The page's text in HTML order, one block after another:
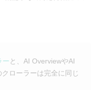
ーと、AI OverviewやAI
ローラーは完全に同じ